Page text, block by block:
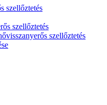
szellőztetés
szellőztetés
szellőztetés